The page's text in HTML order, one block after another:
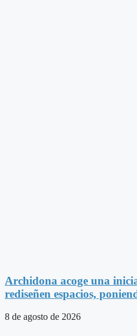
Archidona acoge una
rediseñen espacios,
8 de agosto de 2026